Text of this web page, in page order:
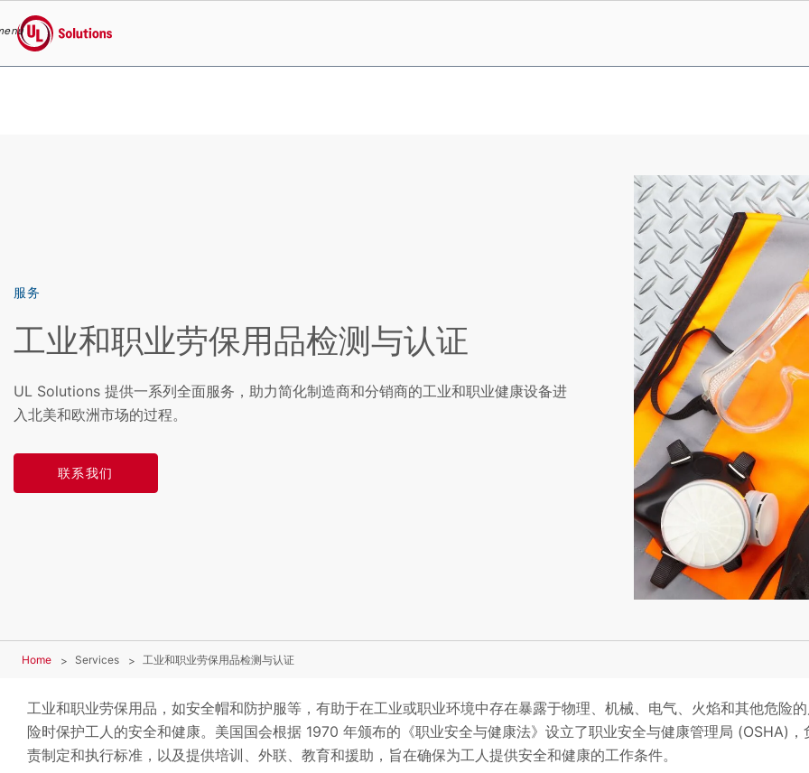
UL Solutions
服务
工业和职业劳保用品检测与认证
UL Solutions 提供一系列全面服务，助力简化制造商和分销商的工业和职业健康设备进
入北美和欧洲市场的过程。
联系我们
Home Services 工业和职业劳保用品检测与认证
工业和职业劳保用品，如安全帽和防护服等，有助于在工业或职业环境中存在暴露于物理、机械、电气、火焰和其他危险
险时保护工人的安全和健康。美国国会根据 1970 年颁布的《职业安全与健康法》设立了职业安全与健康管理局 (OSHA)，
责制定和执行标准，以及提供培训、外联、教育和援助，旨在确保为工人提供安全和健康的工作条件。